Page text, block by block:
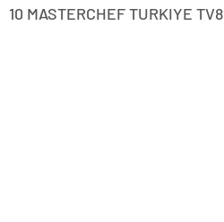
10 MASTERCHEF TURKIYE TV8